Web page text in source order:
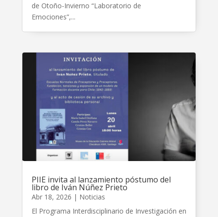
de Otoño-Invierno “Laboratorio de
Emociones”,...
PIIE invita al lanzamiento póstumo del
libro de Iván Núñez Prieto
Abr 18, 2026 | Noticias
El Programa Interdisciplinario de Investigación en